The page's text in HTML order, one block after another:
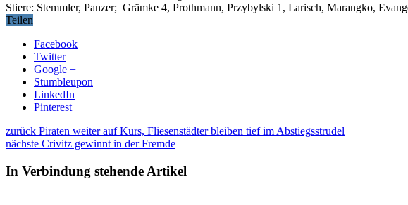
Stiere: Stemmler, Panzer; Grämke 4, Prothmann, Przybylski 1, Larisch, Marangko,
Teilen
Facebook
Twitter
Google +
Stumbleupon
LinkedIn
Pinterest
zurück Piraten weiter auf Kurs, Fliesenstädter bleiben tief im Abstiegsstrudel
nächste Crivitz gewinnt in der Fremde
In Verbindung stehende Artikel